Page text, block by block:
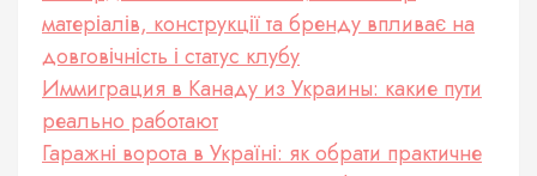
матеріалів, конструкції та бренду впливає на
довговічність і статус клубу
Иммиграция в Канаду из Украины: какие пути
реально работают
Гаражні ворота в Україні: як обрати практичне